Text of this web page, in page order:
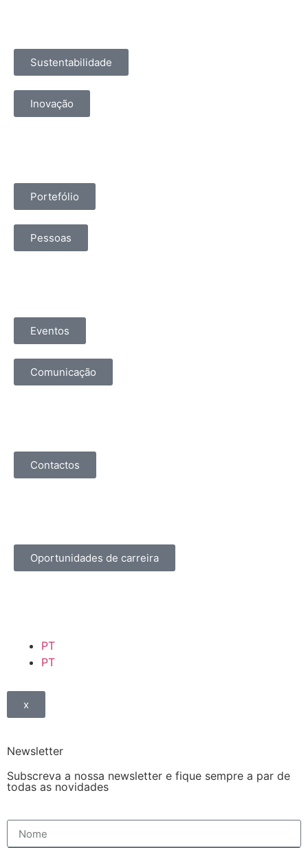
Sustentabilidade
Inovação
Portefólio
Pessoas
Eventos
Comunicação
Contactos
Oportunidades de carreira
PT
PT
x
Newsletter
Subscreva a nossa newsletter e fique sempre a par de
todas as novidades